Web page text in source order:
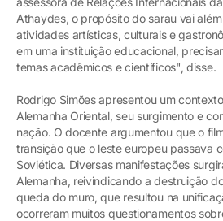
Athaydes, o propósito do sarau vai
atividades artísticas, culturais e
em uma instituição educacional,
temas acadêmicos e científicos", disse.
Rodrigo Simões apresentou um
Alemanha Oriental, seu surgimento e
nação. O docente argumentou que o
transição que o leste europeu passava
Soviética. Diversas manifestações
Alemanha, reivindicando a destruição
queda do muro, que resultou na
ocorreram muitos questionamentos